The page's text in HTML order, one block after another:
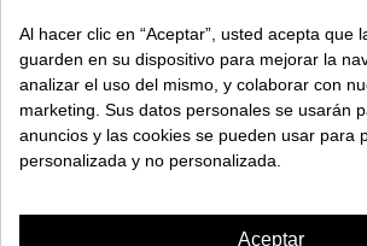
ACERCA DE BENGALA
AYUDA
Al hacer clic en “Aceptar”, usted acepta que
guarden en su dispositivo para mejorar la
analizar el uso del mismo, y colaborar con
marketing. Sus datos personales se usarán
anuncios y las cookies se pueden usar para
personalizada y no personalizada.
Aceptar